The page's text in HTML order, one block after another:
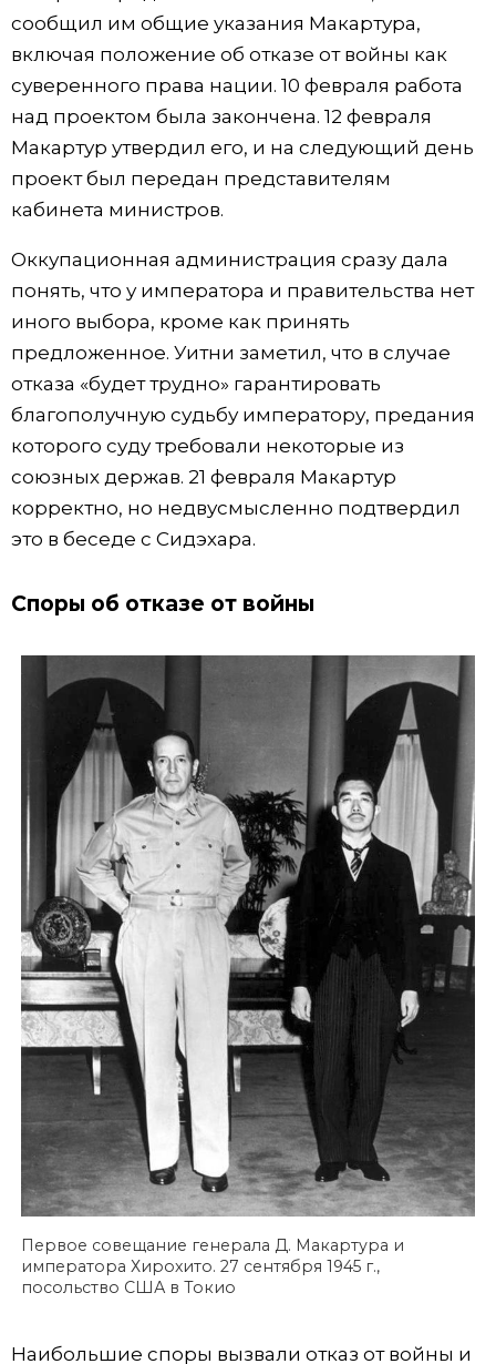
сообщил им общие указания Макартура,
включая положение об отказе от войны как
суверенного права нации. 10 февраля работа
над проектом была закончена. 12 февраля
Макартур утвердил его, и на следующий день
проект был передан представителям
кабинета министров.
Оккупационная администрация сразу дала
понять, что у императора и правительства нет
иного выбора, кроме как принять
предложенное. Уитни заметил, что в случае
отказа «будет трудно» гарантировать
благополучную судьбу императору, предания
которого суду требовали некоторые из
союзных держав. 21 февраля Макартур
корректно, но недвусмысленно подтвердил
это в беседе с Сидэхара.
Споры об отказе от войны
Первое совещание генерала Д. Макартура и
императора Хирохито. 27 сентября 1945 г.,
посольство США в Токио
Наибольшие споры вызвали отказ от войны и